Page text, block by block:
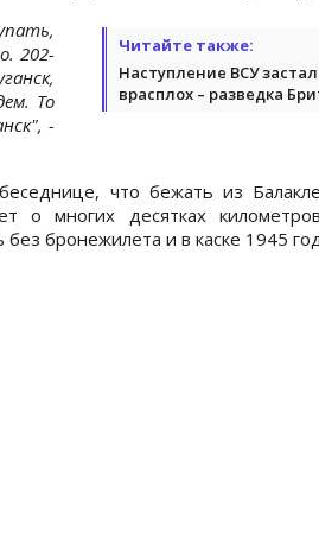
Читайте также:
Наступление ВСУ
врасплох – разведка
202-
То
-
что бежать из
о многих десятках
бронежилета и в каске 1945